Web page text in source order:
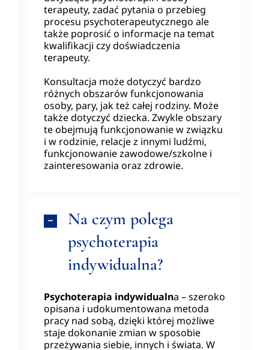
terapeuty, zadać pytania o przebieg
procesu psychoterapeutycznego ale
także poprosić o informacje na temat
kwalifikacji czy doświadczenia
terapeuty.
Konsultacja może dotyczyć bardzo
różnych obszarów funkcjonowania
osoby, pary, jak też całej rodziny. Może
także dotyczyć dziecka. Zwykle obszary
te obejmują funkcjonowanie w związku
i w rodzinie, relacje z innymi ludźmi,
funkcjonowanie zawodowe/szkolne i
zainteresowania oraz zdrowie.
Na czym polega
psychoterapia
indywidualna?
Psychoterapia indywidualna – szeroko
opisana i udokumentowana metoda
pracy nad sobą, dzięki której możliwe
staje dokonanie zmian w sposobie
przeżywania siebie, innych i świata. W